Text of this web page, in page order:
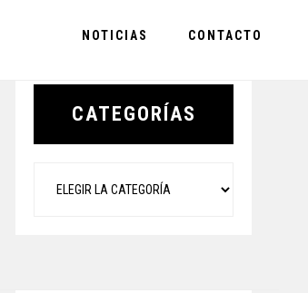
NOTICIAS CONTACTO
Primary
CATEGORÍAS